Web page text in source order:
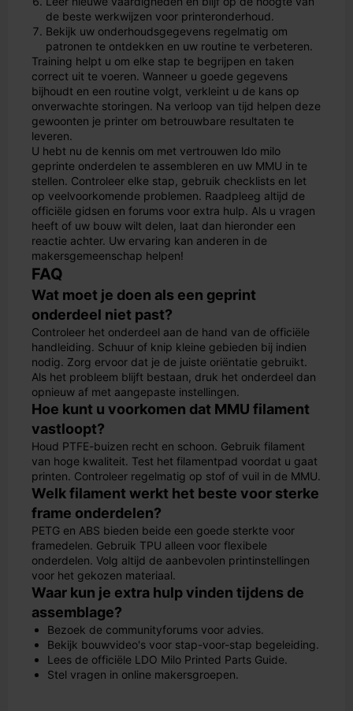
de beste werkwijzen voor printeronderhoud.
Bekijk uw onderhoudsgegevens regelmatig om
patronen te ontdekken en uw routine te verbeteren.
Training helpt u om elke stap te begrijpen en taken
correct uit te voeren. Wanneer u goede gegevens
bijhoudt en een routine volgt, verkleint u de kans op
onverwachte storingen. Na verloop van tijd helpen deze
gewoonten je printer om betrouwbare resultaten te
leveren.
U hebt nu de kennis om met vertrouwen ldo milo
geprinte onderdelen te assembleren en uw MMU in te
stellen. Controleer elke stap, gebruik checklists en let
op veelvoorkomende problemen. Raadpleeg altijd de
officiële gidsen en forums voor extra hulp. Als u vragen
heeft of uw bouw wilt delen, laat dan hieronder een
reactie achter. Uw ervaring kan anderen in de
makersgemeenschap helpen!
FAQ
Wat moet je doen als een geprint
onderdeel niet past?
Controleer het onderdeel aan de hand van de officiële
handleiding. Schuur of knip kleine gebieden bij indien
nodig. Zorg ervoor dat je de juiste oriëntatie gebruikt.
Als het probleem blijft bestaan, druk het onderdeel dan
opnieuw af met aangepaste instellingen.
Hoe kunt u voorkomen dat MMU filament
vastloopt?
Houd PTFE-buizen recht en schoon. Gebruik filament
van hoge kwaliteit. Test het filamentpad voordat u gaat
printen. Controleer regelmatig op stof of vuil in de MMU.
Welk filament werkt het beste voor sterke
frame onderdelen?
PETG en ABS bieden beide een goede sterkte voor
framedelen. Gebruik TPU alleen voor flexibele
onderdelen. Volg altijd de aanbevolen printinstellingen
voor het gekozen materiaal.
Waar kun je extra hulp vinden tijdens de
assemblage?
Bezoek de communityforums voor advies.
Bekijk bouwvideo's voor stap-voor-stap begeleiding.
Lees de officiële LDO Milo Printed Parts Guide.
Stel vragen in online makersgroepen.